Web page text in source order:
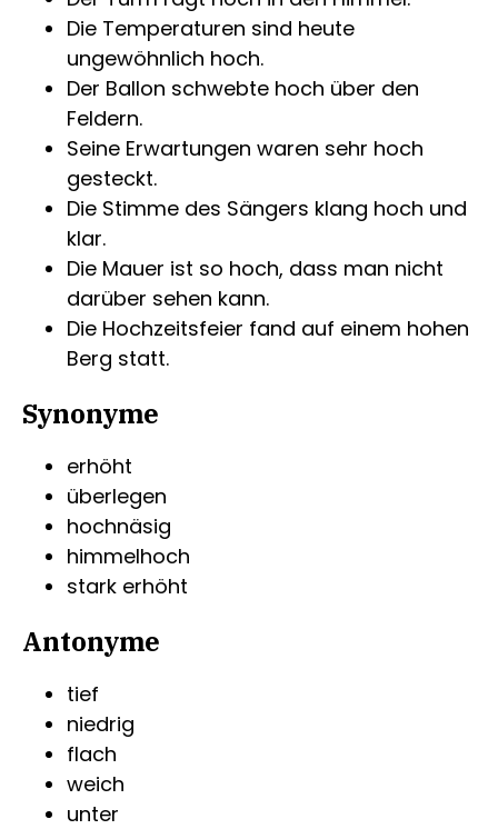
Die Temperaturen sind heute
ungewöhnlich hoch.
Der Ballon schwebte hoch über den
Feldern.
Seine Erwartungen waren sehr hoch
gesteckt.
Die Stimme des Sängers klang hoch und
klar.
Die Mauer ist so hoch, dass man nicht
darüber sehen kann.
Die Hochzeitsfeier fand auf einem hohen
Berg statt.
Synonyme
erhöht
überlegen
hochnäsig
himmelhoch
stark erhöht
Antonyme
tief
niedrig
flach
weich
unter